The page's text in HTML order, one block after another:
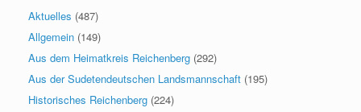
Aktuelles (487)
Allgemein (149)
Aus dem Heimatkreis Reichenberg (292)
Aus der Sudetendeutschen Landsmannschaft (195)
Historisches Reichenberg (224)